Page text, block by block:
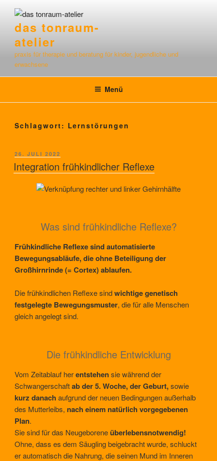
Inhalt
springendas tonraum-
atelier
praxis für therapie und beratung für kinder, jugendliche und
erwachsene
Menü
Schlagwort: Lernstörungen
VERÖFFENTLICHT
AM
26. JULI 2022
Integration frühkindlicher Reflexe
Was sind frühkindliche Reflexe?
Frühkindliche Reflexe sind automatisierte
Bewegungsabläufe, die ohne Beteiligung der
Großhirnrinde (= Cortex) ablaufen.
Die frühkindlichen Reflexe sindwichtige genetisch
festgelegte Bewegungsmuster, die für alle Menschen
gleich angelegt sind.
Die frühkindliche Entwicklung
Vom Zeitablauf herentstehensie während der
Schwangerschaftab der 5. Woche, der Geburt,sowie
kurz danach aufgrund der neuen Bedingungen außerhalb
des Mutterleibs, nach einem natürlich vorgegebenen
Plan.
Sie sind für das Neugeboreneüberlebensnotwendig!
Ohne, dass es dem Säugling beigebracht wurde, schluckt
er automatisch die Nahrung, die seinen Mund im Inneren